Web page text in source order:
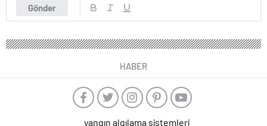
Gönder
HABER
yangın algılama sistemleri